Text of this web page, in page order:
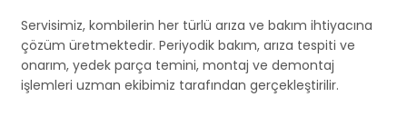
Servisimiz, kombilerin her türlü arıza ve bakım ihtiyacına
çözüm üretmektedir. Periyodik bakım, arıza tespiti ve
onarım, yedek parça temini, montaj ve demontaj
işlemleri uzman ekibimiz tarafından gerçekleştirilir.